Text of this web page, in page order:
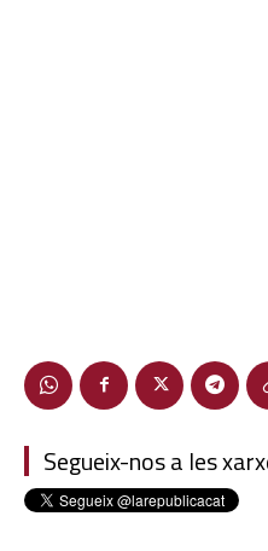
Segueix-nos a les